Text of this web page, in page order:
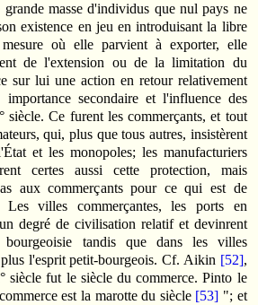
masse d'individus que nul pays ne
existence en jeu en introduisant la libre
où elle parvient à exporter, elle
de l'extension ou de la limitation du
sur lui une action en retour relativement
secondaire et l'influence des
siècle. Ce furent les commerçants, et tout
qui, plus que tous autres, insistèrent
et les monopoles; les manufacturiers
certes aussi cette protection, mais
aux commerçants pour ce qui est de
Les villes commerçantes, les ports en
degré de civilisation relatif et devinrent
tandis que dans les villes
l'esprit petit-bourgeois. Cf. Aikin [52],
siècle fut le siècle du commerce. Pinto le
est la marotte du siècle [53] "; et